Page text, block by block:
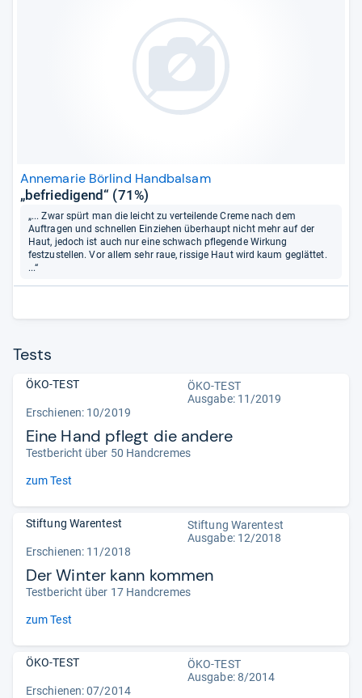
Annemarie Börlind Handbalsam
„befriedigend“ (71%)
„... Zwar spürt man die leicht zu verteilende Creme nach dem
Auftragen und schnellen Einziehen überhaupt nicht mehr auf der
Haut, jedoch ist auch nur eine schwach pflegende Wirkung
festzustellen. Vor allem sehr raue, rissige Haut wird kaum geglättet.
...“
Tests
ÖKO-TEST
ÖKO-TEST
Ausgabe: 11/2019
Erschienen: 10/2019
Eine Hand pflegt die andere
Testbericht über 50 Handcremes
zum Test
Stiftung Warentest
Stiftung Warentest
Ausgabe: 12/2018
Erschienen: 11/2018
Der Winter kann kommen
Testbericht über 17 Handcremes
zum Test
ÖKO-TEST
ÖKO-TEST
Ausgabe: 8/2014
Erschienen: 07/2014